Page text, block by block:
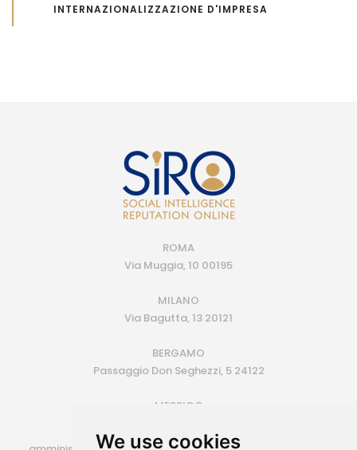
We use cookies
INTERNAZIONALIZZAZIONE D'IMPRESA
ROMA
Via Muggia, 10 00195
MILANO
Via Bagutta, 13 20121
BERGAMO
Passaggio Don Seghezzi, 5 24122
MESSICO